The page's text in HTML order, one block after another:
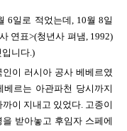
6일로 적었는데, 10월 8일
연표>(청년사 펴냄, 1992)
니다.)
이 러시아 공사 베베르였
르는 아관파천 당시까지
이 지내고 있었다. 고종이
받아놓고 후임자 스페에